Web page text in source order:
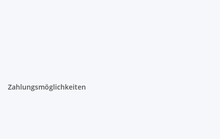
Zahlungsmöglichkeiten